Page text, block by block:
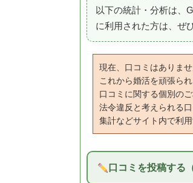
以下の統計・分析は、
に利用された方は、ぜ
現在、口コミはありませ
これから婚活を頑張ら
口コミに関する個別のご
法令違反と考えられる
集計などサイト内で利
口コミを投稿する